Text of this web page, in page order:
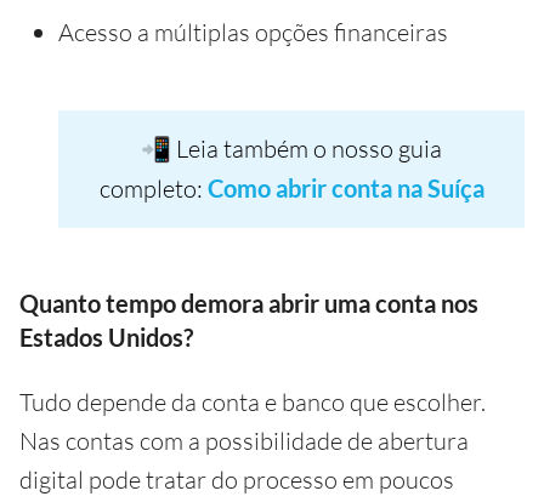
Acesso a múltiplas opções financeiras
📲 Leia também o nosso guia
completo: Como abrir conta na Suíça
Quanto tempo demora abrir uma conta nos
Estados Unidos?
Tudo depende da conta e banco que escolher.
Nas contas com a possibilidade de abertura
digital pode tratar do processo em poucos